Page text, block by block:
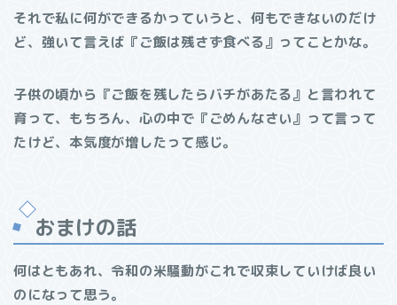
それで私に何ができるかっていうと、何もできないのだけ
ど、強いて言えば『ご飯は残さず食べる』ってことかな。
子供の頃から『ご飯を残したらバチがあたる』と言われて
育って、もちろん、心の中で『ごめんなさい』って言って
たけど、本気度が増したって感じ。
おまけの話
何はともあれ、令和の米騒動がこれで収束していけば良い
のになって思う。